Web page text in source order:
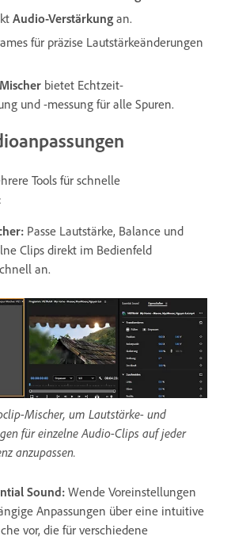
Audio-Verstärkung an.
für präzise Lautstärkeänderungen
bietet Echtzeit-
und -messung für alle Spuren.
Tools für schnelle
: Passe Lautstärke, Balance und
Clips direkt im Bedienfeld
an.
Mischer, um Lautstärke- und
für einzelne Audio-Clips auf jeder
anzupassen.
Sound: Wende Voreinstellungen
Anpassungen über eine intuitive
vor, die für verschiedene